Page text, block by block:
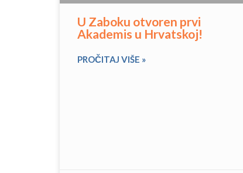
U Zaboku otvoren prvi
Akademis u Hrvatskoj!
PROČITAJ VIŠE »